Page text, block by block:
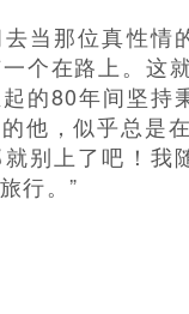
当那位真性情
个在路上。这
的80年间坚持
他，似乎总是
别上了吧！我
行。”